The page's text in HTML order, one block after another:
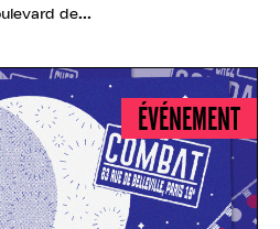
de...
ÉVÉNEMENT